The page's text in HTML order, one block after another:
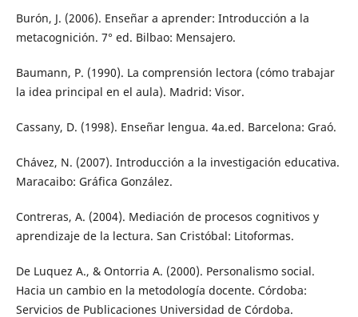
Burón, J. (2006). Enseñar a aprender: Introducción a la
metacognición. 7° ed. Bilbao: Mensajero.
Baumann, P. (1990). La comprensión lectora (cómo trabajar
la idea principal en el aula). Madrid: Visor.
Cassany, D. (1998). Enseñar lengua. 4a.ed. Barcelona: Graó.
Chávez, N. (2007). Introducción a la investigación educativa.
Maracaibo: Gráfica González.
Contreras, A. (2004). Mediación de procesos cognitivos y
aprendizaje de la lectura. San Cristóbal: Litoformas.
De Luquez A., & Ontorria A. (2000). Personalismo social.
Hacia un cambio en la metodología docente. Córdoba:
Servicios de Publicaciones Universidad de Córdoba.